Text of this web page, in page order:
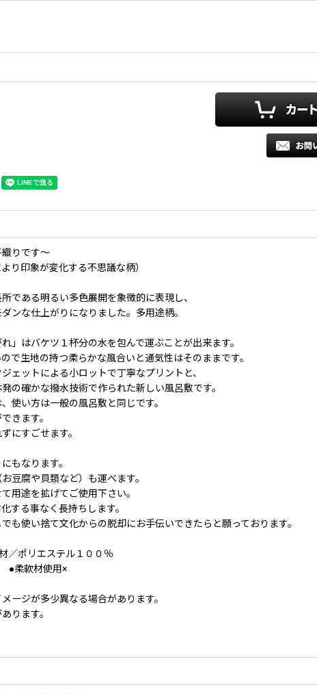
りです〜
り印象が変化する不思議な柄）
ある明るい多色展開を象徴的に表現し、
な仕上がりになりました。多用途柄。
はバケツ１杯分の水を包んで運ぶことが出来ます。
で生地の持つ柔らかな風合いと通気性はそのままです。
ェットによる小ロットで丁寧なプリントと、
の確かな撥水技術で作られた新しい風呂敷です。
使い方は一般の風呂敷と同じです。
きます。
にすごせます。
もなります。
豆腐や貝類など）も運べます。
用途を拡げてご使用下さい。
する事なく長持ちします。
も使い捨て文化からの脱却にお手伝いできたらと願っております。
／ポリエステル１００％
●柔軟材使用×
ージが多少異なる場合があります。
ります。